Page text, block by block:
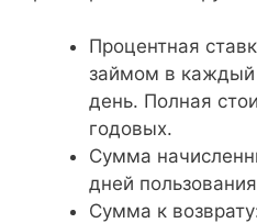
Процентная
займом в каждый
день. Полная
годовых.
Сумма
дней
Сумма к